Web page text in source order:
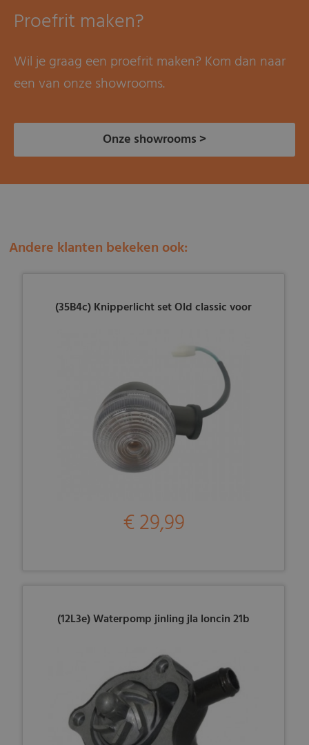
Proefrit maken?
Wil je graag een proefrit maken? Kom dan naar
een van onze showrooms.
Onze showrooms >
Andere klanten bekeken ook:
(35B4c) Knipperlicht set Old classic voor
€ 29,99
(12L3e) Waterpomp jinling jla loncin 21b